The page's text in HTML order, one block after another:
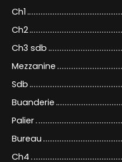
Ch1
Ch2
Ch3 sdb
Mezzanine
Sdb
Buanderie
Palier
Bureau
Ch4